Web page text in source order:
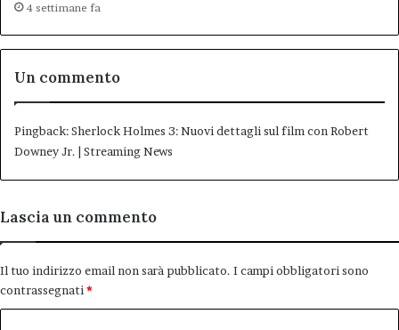
4 settimane fa
Un commento
Pingback:Sherlock Holmes 3: Nuovi dettagli sul film con Robert
Downey Jr. | Streaming News
Lascia un commento
Il tuo indirizzo email non sarà pubblicato. I campi obbligatori sono
contrassegnati*